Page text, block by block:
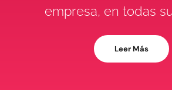
empresa, en todas
Leer Más